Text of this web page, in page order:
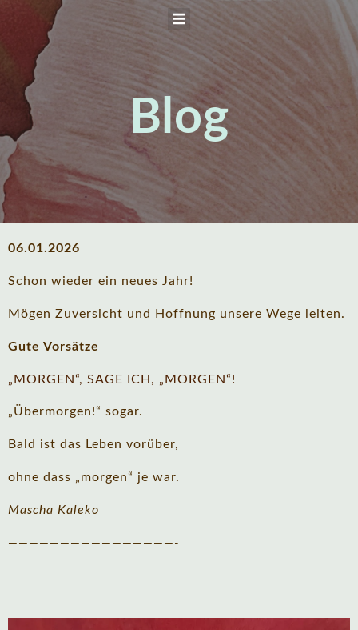
Zum
Inhalt
springen
Blog
06.01.2026
Schon wieder ein neues Jahr!
Mögen Zuversicht und Hoffnung unsere Wege leiten.
Gute Vorsätze
„MORGEN“, SAGE ICH, „MORGEN“!
„Übermorgen!“ sogar.
Bald ist das Leben vorüber,
ohne dass „morgen“ je war.
Mascha Kaleko
————————————————-